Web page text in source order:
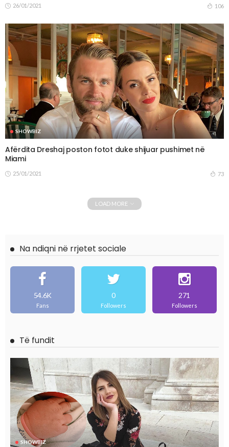
26/01/2021 106
SHOWBIZ
Afërdita Dreshaj poston fotot duke shijuar pushimet në
Miami
25/01/2021 73
LOAD MORE
Na ndiqni në rrjetet sociale
54.6K
Fans
0
Followers
271
Followers
Të fundit
SHOWBIZ